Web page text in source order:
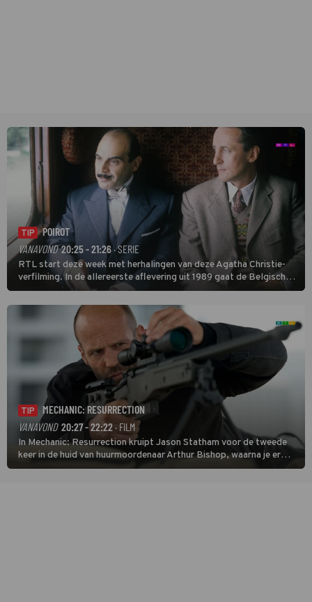
TIP
POIROT
VANAVOND 20:25 - 21:26 · SERIE
RTL start deze week met herhalingen van deze Agatha Christie-
verfilming. In de allereerste aflevering uit 1989 gaat de Belgische
speurder op zoek naar een vermiste kok. Poirot raakt al snel
verwikkeld in een moordzaak. (HH)
TIP
MECHANIC: RESURRECTION
VANAVOND 20:27 - 22:22· FILM
In Mechanic: Resurrection kruipt Jason Statham voor de tweede
keer in de huid van huurmoordenaar Arthur Bishop, waarna je er
donder op kunt zeggen dat er van Bishops geplande pensioen niet